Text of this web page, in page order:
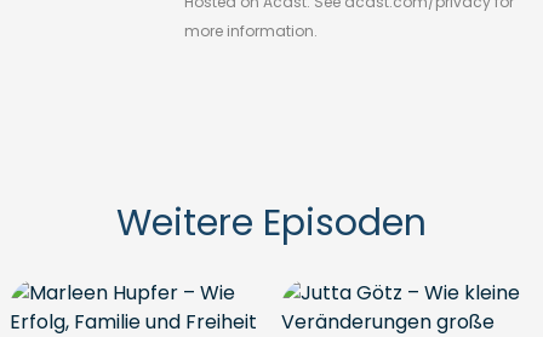
more information.
Weitere Episoden